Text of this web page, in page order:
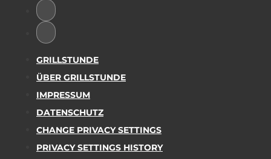
GRILLSTUNDE
ÜBER GRILLSTUNDE
IMPRESSUM
DATENSCHUTZ
CHANGE PRIVACY SETTINGS
PRIVACY SETTINGS HISTORY